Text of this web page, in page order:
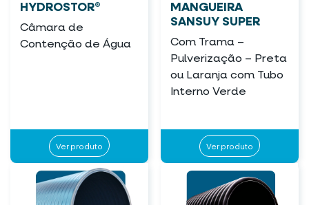
HYDROSTOR®
Câmara de
Contenção de Água
Ver produto
MANGUEIRA
SANSUY SUPER
Com Trama –
Pulverização – Preta
ou Laranja com Tubo
Interno Verde
Ver produto